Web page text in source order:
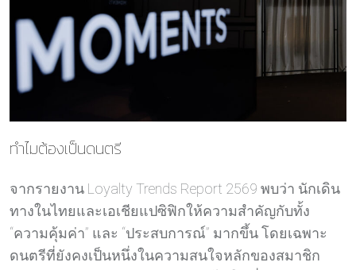
ทำไมต้องเป็นดนตรี
จากรายงาน Loyalty Trends Report 2569 พบว่า นักเดิน
ทางในไทยและเอเชียแปซิฟิกให้ความสำคัญกับทั้ง
“ความคุ้มค่า” และ “ประสบการณ์” มากขึ้น โดยเฉพาะ
ดนตรีที่ยังคงเป็นหนึ่งในความสนใจหลักของสมาชิก